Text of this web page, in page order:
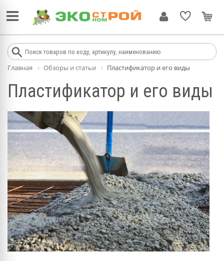
Главная Обзоры и статьи Пластификатор и его виды
Пластификатор и его виды